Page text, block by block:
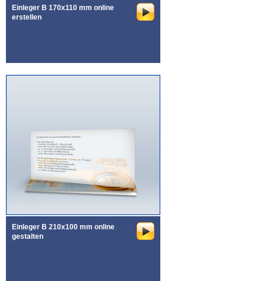
Einleger B 170x110 mm online
erstellen
Einleger B 210x100 mm online
gestalten